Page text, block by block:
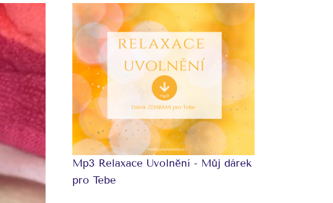
Mp3 Relaxace Uvolnění - Můj dárek
pro Tebe